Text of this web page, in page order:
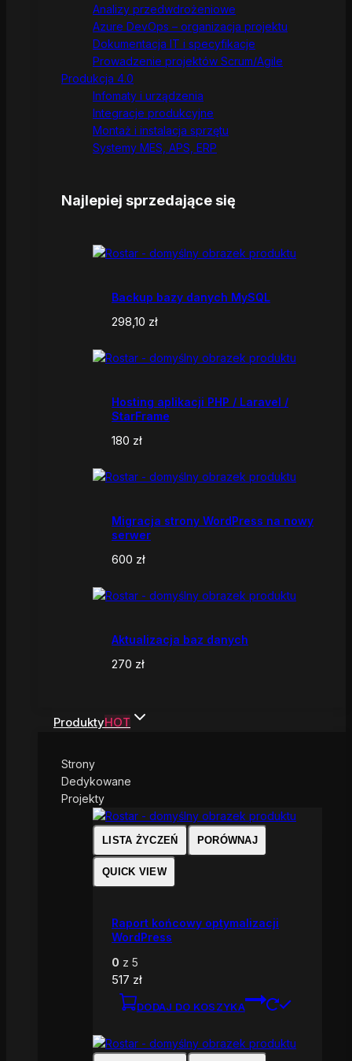
Analizy przedwdrożeniowe
Azure DevOps – organizacja projektu
Dokumentacja IT i specyfikacje
Prowadzenie projektów Scrum/Agile
Produkcja 4.0
Infomaty i urządzenia
Integracje produkcyjne
Montaż i instalacja sprzętu
Systemy MES, APS, ERP
Najlepiej sprzedające się
Backup bazy danych MySQL
298,10 zł
Hosting aplikacji PHP / Laravel /
StarFrame
180 zł
Migracja strony WordPress na nowy
serwer
600 zł
Aktualizacja baz danych
270 zł
ProduktyHOT
Strony
Dedykowane
Projekty
LISTA ŻYCZEŃ PORÓWNAJ
QUICK VIEW
Raport końcowy optymalizacji
WordPress
0 z 5
517 zł
DODAJ DO KOSZYKA